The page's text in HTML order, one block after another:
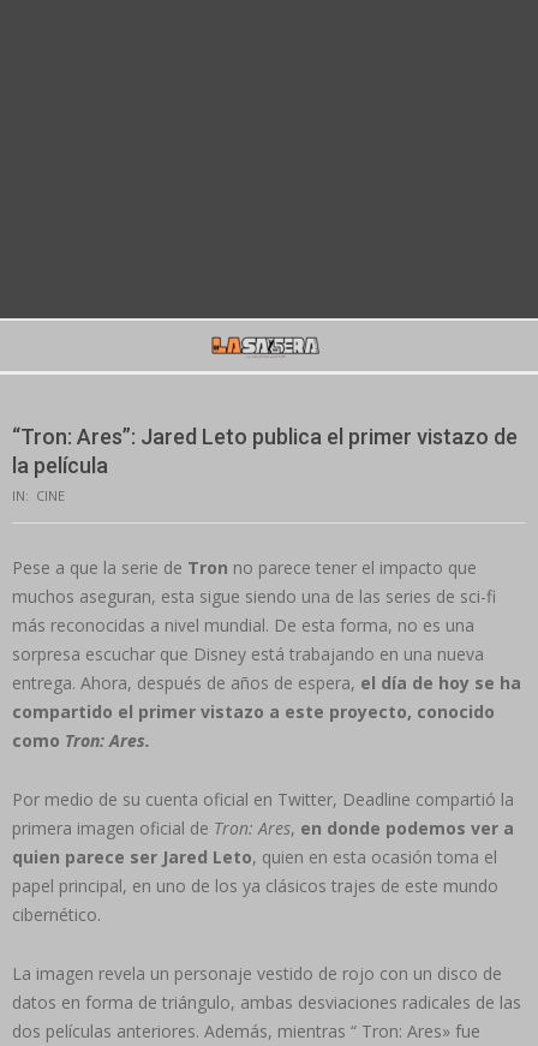
“Tron: Ares”: Jared Leto publica el primer vistazo de
la película
IN: CINE
Pese a que la serie de Tron no parece tener el impacto que
muchos aseguran, esta sigue siendo una de las series de sci-fi
más reconocidas a nivel mundial. De esta forma, no es una
sorpresa escuchar que Disney está trabajando en una nueva
entrega. Ahora, después de años de espera, el día de hoy se ha
compartido el primer vistazo a este proyecto, conocido
como Tron: Ares.
Por medio de su cuenta oficial en Twitter, Deadline compartió la
primera imagen oficial de Tron: Ares, en donde podemos ver a
quien parece ser Jared Leto, quien en esta ocasión toma el
papel principal, en uno de los ya clásicos trajes de este mundo
cibernético.
La imagen revela un personaje vestido de rojo con un disco de
datos en forma de triángulo, ambas desviaciones radicales de las
dos películas anteriores. Además, mientras “ Tron: Ares» fue